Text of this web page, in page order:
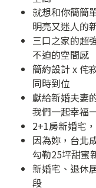
就想和你簡簡
明亮又迷人的
三口之家的超
不迫的空間感
簡約設計 x 侘
同時到位
獻給新婚夫妻
我們一起幸福
2+1房新婚宅
因為妳，台北
勾勒25坪甜蜜
新婚宅、退休
段